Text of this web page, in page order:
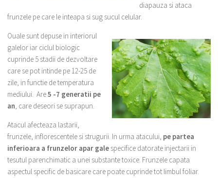
diapauza si ataca
frunzele pe care le inteapa si sug sucul celular.
Ouale sunt depuse in interiorul
galelor iar ciclul biologic
cuprinde 5 stadii de dezvoltare
care se pot intinde pe 12-25 de
zile, in functie de temperatura
mediului. Are5 -7 generatii pe
an, care deseori se suprapun.
Atacul afecteaza lastarii,
frunzele, inflorescentele si strugurii. In urma atacului, pe partea
inferioara a frunzelor apar gale specifice datorate injectarii in
tesutul parenchimatic a unei substante toxice. Frunzele capata
aspectul specific de basicare care poate cuprinde tot limbul foliar.